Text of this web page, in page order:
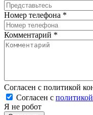
Номер телефона *
Комментарий *
Согласен с политикой
Согласен с
Я не робот